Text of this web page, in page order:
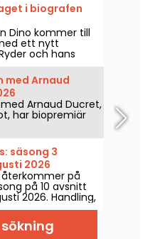
i biografen
Dino kommer till
ett nytt
och hans
med Arnaud
Arnaud Ducret,
har biopremiär
säsong 3
2026
på
på 10 avsnitt
2026. Handling,
veta.